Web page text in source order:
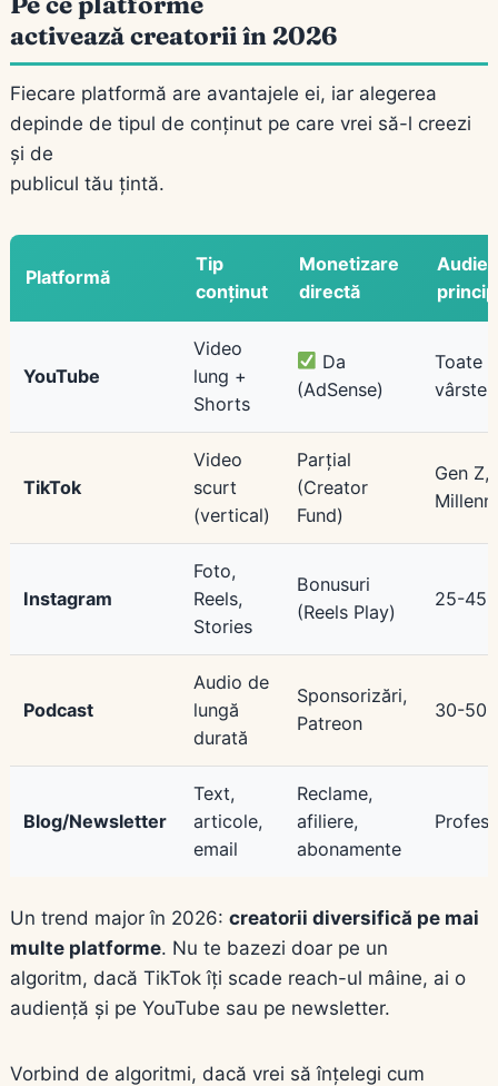
activează creatorii în 2026
Fiecare platformă are avantajele ei, iar alegerea
depinde de tipul de conținut pe care vrei să-l creezi
și de
publicul tău țintă.
Platformă
Tip
conținut
Monetizare
directă
YouTube
Video
lung +
Shorts
Da
(AdSense)
Toate
TikTok
Video
scurt
(vertical)
Parțial
(Creator
Fund)
Gen Z,
Instagram
Foto,
Reels,
Stories
Bonusuri
(Reels Play)
25-45
Podcast
Audio de
lungă
durată
Sponsorizări,
Patreon
30-50
Blog/Newsletter
Text,
articole,
email
Reclame,
afiliere,
abonamente
Un trend major în 2026: creatorii diversifică pe mai
multe platforme. Nu te bazezi doar pe un
algoritm, dacă TikTok îți scade reach-ul mâine, ai o
audiență și pe YouTube sau pe newsletter.
Vorbind de algoritmi, dacă vrei să înțelegi cum